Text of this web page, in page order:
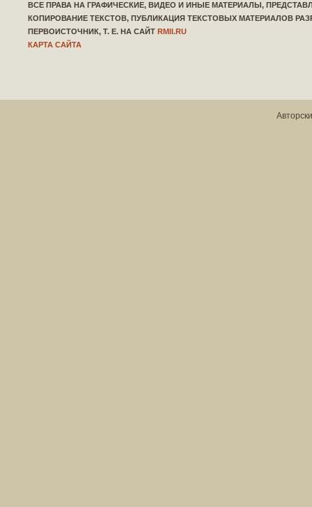
ВСЕ ПРАВА НА ГРАФИЧЕСКИЕ, ВИДЕО И ИНЫЕ МАТЕРИАЛЫ,
КОПИРОВАНИЕ ТЕКСТОВ, ПУБЛИКАЦИЯ ТЕКСТОВЫХ МАТЕРИАЛОВ
ПЕРВОИСТОЧНИК, Т. Е. НА САЙТ RMII.RU
КАРТА САЙТА